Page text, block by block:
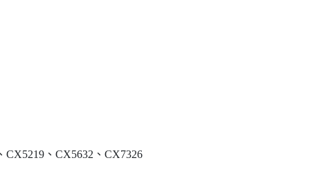
、CX5632、CX7326